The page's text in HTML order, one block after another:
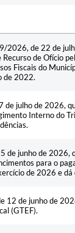
2026, de 22 de
de Ofício
Fiscais do
de 2022.
de julho de 2026,
Interno do
de junho de
para o
de 2026 e
12 de junho de
(GTEF).